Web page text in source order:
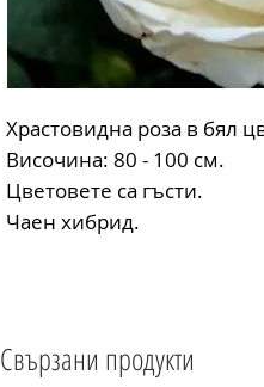
Храстовидна роза в бял
Височина: 80 - 100 см.
Цветовете са гъсти.
Чаен хибрид.
Свързани продукти